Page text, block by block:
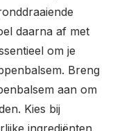
daarna af met
om je
Breng
aan om
Kies bij
ingrediënten